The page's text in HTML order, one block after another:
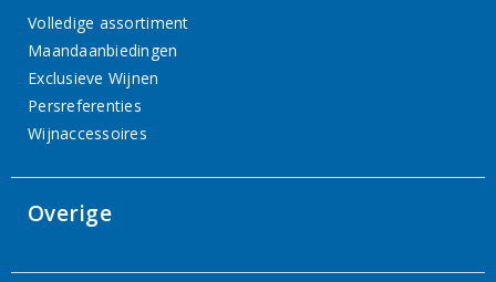
Volledige assortiment
Maandaanbiedingen
Exclusieve Wijnen
Persreferenties
Wijnaccessoires
Overige